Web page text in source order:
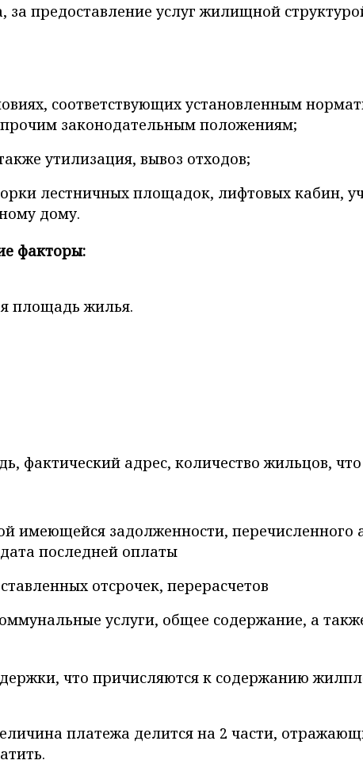
предоставление услуг жилищной
соответствующих установленным
прочим законодательным положениям;
утилизация, вывоз отходов;
лестничных площадок, лифтовых кабин,
дому.
факторы:
площадь жилья.
фактический адрес, количество жильцов,
имеющейся задолженности, перечисленного
последней оплаты
отсрочек, перерасчетов
услуги, общее содержание, а
что причисляются к содержанию
платежа делится на 2 части,